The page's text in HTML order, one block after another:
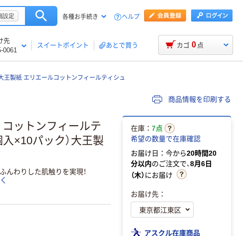
設定 各種お手続き ヘルプ
先
0061
スイートポイント あとで買う カゴ 0 点
王製紙 エリエールコットンフィールティシュ
商品情報を印刷する
ットンフィールテ
×10パック）大王製
んわりした肌触りを実現！
在庫： 7点
希望の数量で在庫確認
お届け日：今から20時間20
分以内のご注文で、8月6日
（木）にお届け
お届け先：
アスクル在庫商品